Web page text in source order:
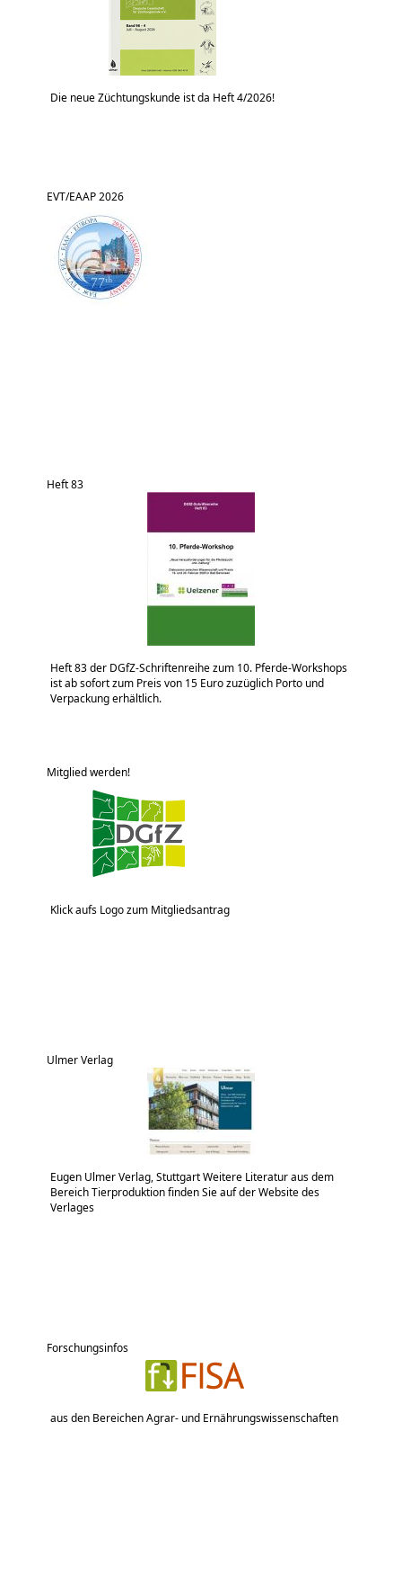
Die neue Züchtungskunde ist da Heft 4/2026!
EVT/EAAP 2026
Heft 83
Heft 83 der DGfZ-Schriftenreihe zum 10. Pferde-Workshops
ist ab sofort zum Preis von 15 Euro zuzüglich Porto und
Verpackung erhältlich.
Mitglied werden!
Klick aufs Logo zum Mitgliedsantrag
Ulmer Verlag
Eugen Ulmer Verlag, Stuttgart Weitere Literatur aus dem
Bereich Tierproduktion finden Sie auf der Website des
Verlages
Forschungsinfos
aus den Bereichen Agrar- und Ernährungswissenschaften